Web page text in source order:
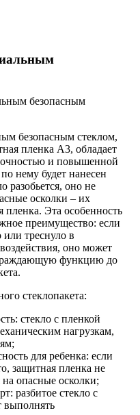
безопасным стеклом,
пленка А3, обладает
и повышенной
нему будет нанесен
разобьется, оно не
осколки – их
пленка. Эта особенность
преимущество: если
или треснуло в
оно может
функцию до
стеклопакета:
стекло с пленкой
нагрузкам,
для ребенка: если
защитная пленка не
на опасные осколки;
разбитое стекло с
выполнять